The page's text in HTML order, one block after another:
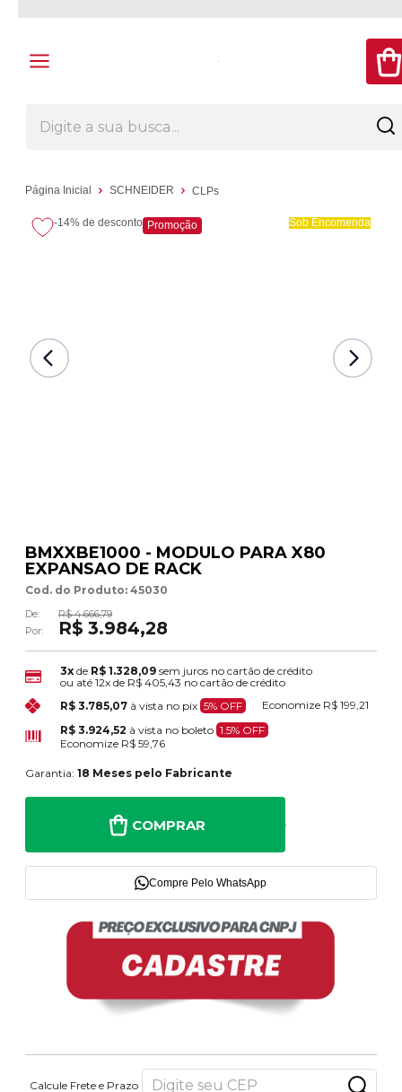
Página Inicial SCHNEIDER CLPs
-14% de desconto Promoção Sob Encomenda
BMXXBE1000 - MODULO PARA X80
EXPANSAO DE RACK
Cod. do Produto: 45030
De:
R$ 4.666,79
Por:
R$ 3.984,28
3x de R$ 1.328,09 sem juros no cartão de crédito
ou até12x de R$ 405,43 no cartão de crédito
R$ 3.785,07 à vista no pix 5% OFF Economize R$ 199,21
R$ 3.924,52 à vista no boleto 1.5% OFF
Economize R$ 59,76
Garantia:18 Meses pelo Fabricante
COMPRAR
Compre Pelo WhatsApp
Calcule Frete e Prazo